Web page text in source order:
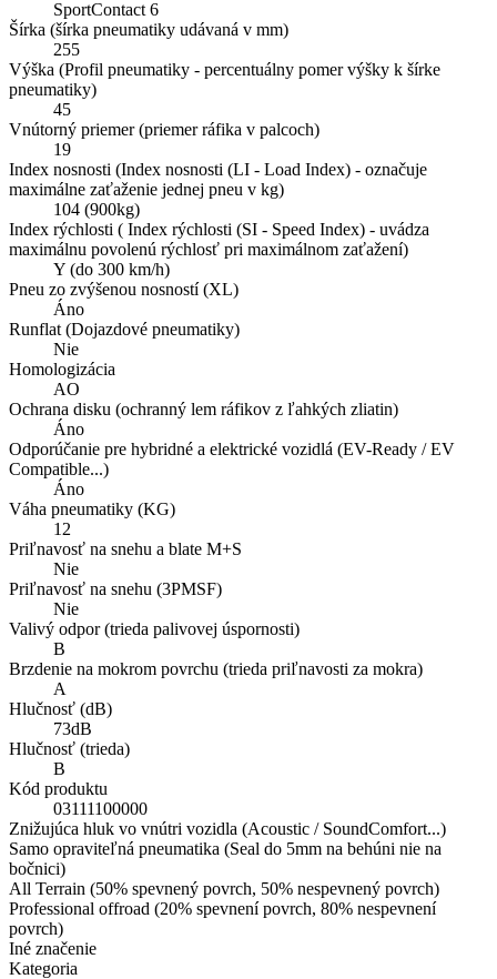
SportContact 6
Šírka (šírka pneumatiky udávaná v mm)
255
Výška (Profil pneumatiky - percentuálny pomer výšky k šírke
pneumatiky)
45
Vnútorný priemer (priemer ráfika v palcoch)
19
Index nosnosti (Index nosnosti (LI - Load Index) - označuje
maximálne zaťaženie jednej pneu v kg)
104 (900kg)
Index rýchlosti ( Index rýchlosti (SI - Speed Index) - uvádza
maximálnu povolenú rýchlosť pri maximálnom zaťažení)
Y (do 300 km/h)
Pneu zo zvýšenou nosností (XL)
Áno
Runflat (Dojazdové pneumatiky)
Nie
Homologizácia
AO
Ochrana disku (ochranný lem ráfikov z ľahkých zliatin)
Áno
Odporúčanie pre hybridné a elektrické vozidlá (EV-Ready / EV
Compatible...)
Áno
Váha pneumatiky (KG)
12
Priľnavosť na snehu a blate M+S
Nie
Priľnavosť na snehu (3PMSF)
Nie
Valivý odpor (trieda palivovej úspornosti)
B
Brzdenie na mokrom povrchu (trieda priľnavosti za mokra)
A
Hlučnosť (dB)
73dB
Hlučnosť (trieda)
B
Kód produktu
03111100000
Znižujúca hluk vo vnútri vozidla (Acoustic / SoundComfort...)
Samo opraviteľná pneumatika (Seal do 5mm na behúni nie na
bočnici)
All Terrain (50% spevnený povrch, 50% nespevnený povrch)
Professional offroad (20% spevnení povrch, 80% nespevnení
povrch)
Iné značenie
Kategoria